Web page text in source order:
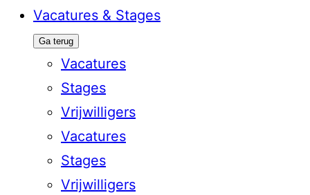
Vacatures & Stages
Ga terug
Vacatures
Stages
Vrijwilligers
Vacatures
Stages
Vrijwilligers